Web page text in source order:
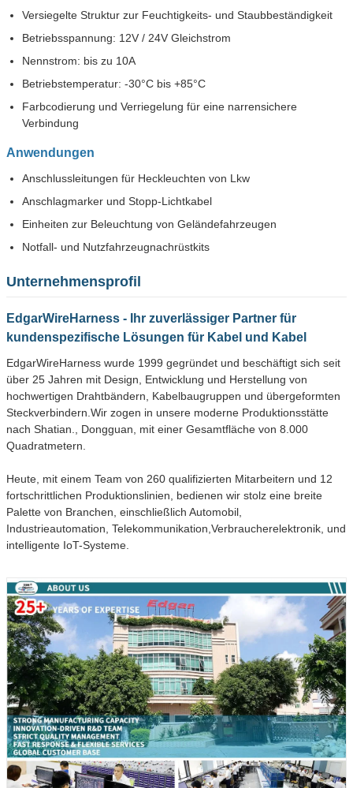
Versiegelte Struktur zur Feuchtigkeits- und Staubbeständigkeit
Betriebsspannung: 12V / 24V Gleichstrom
Nennstrom: bis zu 10A
Betriebstemperatur: -30°C bis +85°C
Farbcodierung und Verriegelung für eine narrensichere
Verbindung
Anwendungen
Anschlussleitungen für Heckleuchten von Lkw
Anschlagmarker und Stopp-Lichtkabel
Einheiten zur Beleuchtung von Geländefahrzeugen
Notfall- und Nutzfahrzeugnachrüstkits
Unternehmensprofil
EdgarWireHarness - Ihr zuverlässiger Partner für
kundenspezifische Lösungen für Kabel und Kabel
EdgarWireHarness wurde 1999 gegründet und beschäftigt sich seit
über 25 Jahren mit Design, Entwicklung und Herstellung von
hochwertigen Drahtbändern, Kabelbaugruppen und übergeformten
Steckverbindern.Wir zogen in unsere moderne Produktionsstätte
nach Shatian., Dongguan, mit einer Gesamtfläche von 8.000
Quadratmetern.
Heute, mit einem Team von 260 qualifizierten Mitarbeitern und 12
fortschrittlichen Produktionslinien, bedienen wir stolz eine breite
Palette von Branchen, einschließlich Automobil,
Industrieautomation, Telekommunikation,Verbraucherelektronik, und
intelligente IoT-Systeme.